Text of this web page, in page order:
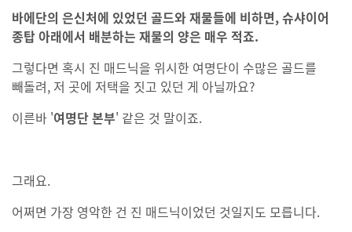
바에단의 은신처에 있었던 골드와 재물들에 비하면, 슈샤이어
종탑 아래에서 배분하는 재물의 양은 매우 적죠.
그렇다면 혹시 진 매드닉을 위시한 여명단이 수많은 골드를
빼돌려, 저 곳에 저택을 짓고 있던 게 아닐까요?
이른바 '여명단 본부' 같은 것 말이죠.
그래요.
어쩌면 가장 영악한 건 진 매드닉이었던 것일지도 모릅니다.